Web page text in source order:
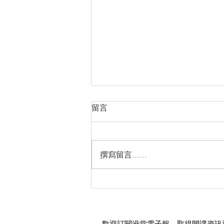
留言
撰寫留言......